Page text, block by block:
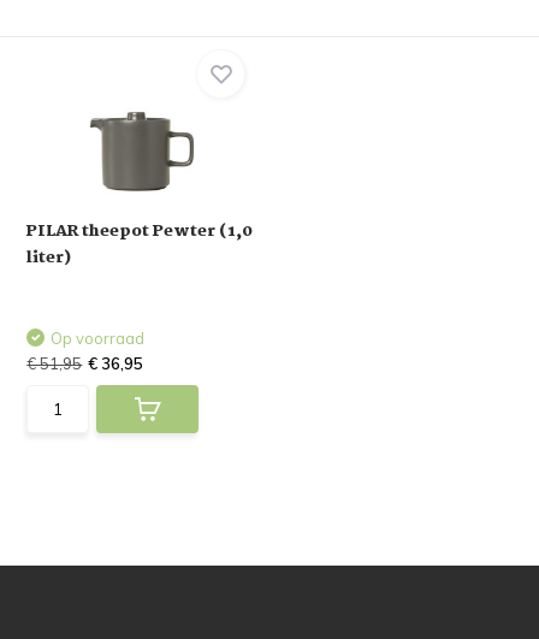
PILAR theepot Pewter (1,0
liter)
Op voorraad
€ 51,95 € 36,95